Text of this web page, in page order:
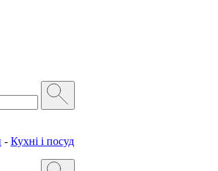
- Кухні і посуд